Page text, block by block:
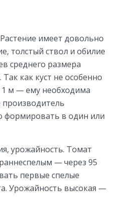
имеет довольно
толстый ствол и обилие
среднего размера
как куст не особенно
м — ему необходима
производитель
формировать в один или
урожайность. Томат
— через 95
первые спелые
Урожайность высокая —